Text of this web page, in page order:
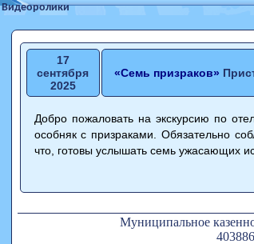
Видеоролики
17
сентября
2025
«Семь призраков»
Добро пожаловать на экскурсию по
особняк с призраками. Обязательно
что, готовы услышать семь ужасающих
Муниципальное